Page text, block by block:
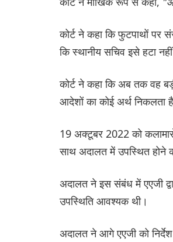
कोर्ट ने कहा कि फुटपाथों पर
कि स्थानीय सचिव इसे हटा
कोर्ट ने कहा कि अब तक वह
आदेशों का कोई अर्थ निकलता
19 अक्टूबर 2022 को
साथ अदालत में उपस्थित होने
अदालत ने इस संबंध में एएजी
उपस्थिति आवश्यक थी।
अदालत ने आगे एएजी को